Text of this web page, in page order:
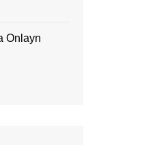
Onlayn